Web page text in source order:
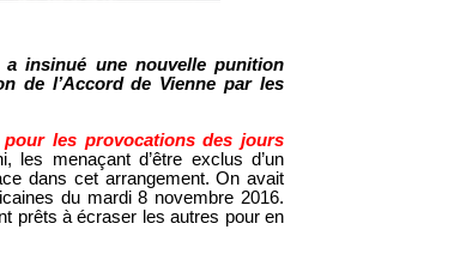
insinué une nouvelle punition
de l’Accord de Vienne par les
les provocations des jours
les menaçant d’être exclus d’un
dans cet arrangement. On avait
du mardi 8 novembre 2016.
prêts à écraser les autres pour en